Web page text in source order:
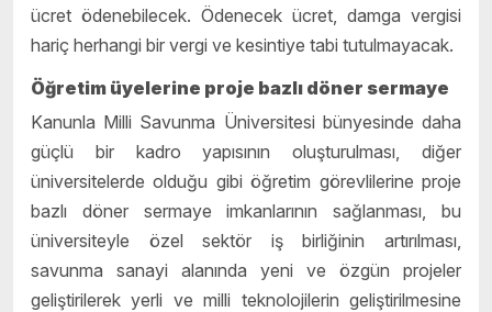
ücret ödenebilecek. Ödenecek ücret, damga vergisi
hariç herhangi bir vergi ve kesintiye tabi tutulmayacak.
Öğretim üyelerine proje bazlı döner sermaye
Kanunla Milli Savunma Üniversitesi bünyesinde daha
güçlü bir kadro yapısının oluşturulması, diğer
üniversitelerde olduğu gibi öğretim görevlilerine proje
bazlı döner sermaye imkanlarının sağlanması, bu
üniversiteyle özel sektör iş birliğinin artırılması,
savunma sanayi alanında yeni ve özgün projeler
geliştirilerek yerli ve milli teknolojilerin geliştirilmesine